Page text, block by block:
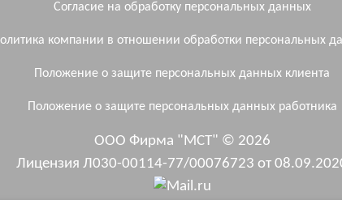
Согласие на обработку персональных данных
компании в отношении обработки персональных
Положение о защите персональных данных клиента
Положение о защите персональных данных работника
ООО Фирма "МСТ" © 2026
Лицензия Л030-00114-77/00076723 от